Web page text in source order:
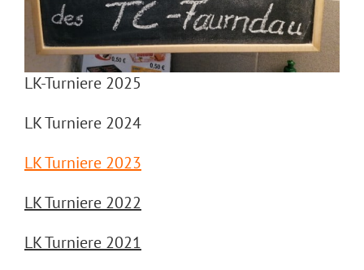
NEWS
LK-Turniere 2025
LK Turniere 2024
LK Turniere 2023
LK Turniere 2022
LK Turniere 2021